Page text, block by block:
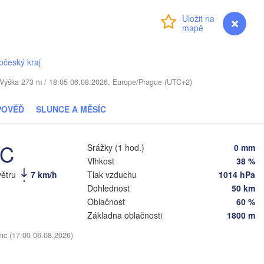
myVentusky Předpověď
kraj
273 m / 18:05 06.08.2026, Europe/Prague (UTC+2)
SLUNCE A MĚSÍC
7 km/h
Srážky (1 hod.)
0 mm
Vlhkost
38 %
Tlak vzduchu
1014 hPa
Dohlednost
50 km
Oblačnost
60 %
Základna oblačnosti
1800 m
(17:00 06.08.2026)
Мінск
Бабруйск
(Babrujsk)
(Baranavičy)
Чернігів
Мазыр
(Mazyr)
(Salihorsk)
(Smolensk)
BĚLORUSKO
(Bryansk)